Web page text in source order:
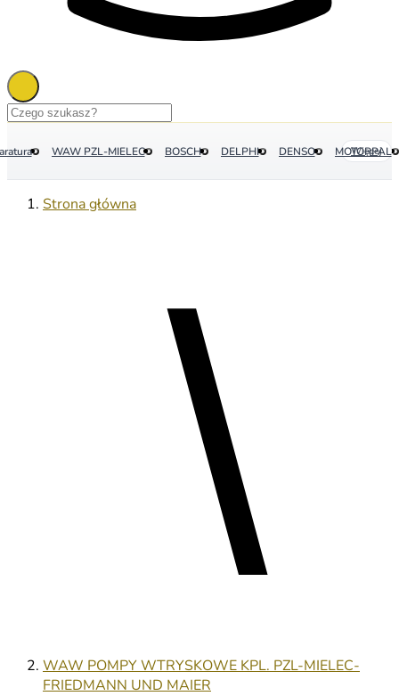
WAW PZL-MIELEC BOSCH DELPHI DENSO MOTORPAL
Więcej
Strona główna
WAW POMPY WTRYSKOWE KPL. PZL-MIELEC-
FRIEDMANN UND MAIER